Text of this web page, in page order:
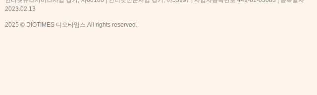
2023.02.13
2025 © DIOTIMES 디오타임스 All rights reserved.